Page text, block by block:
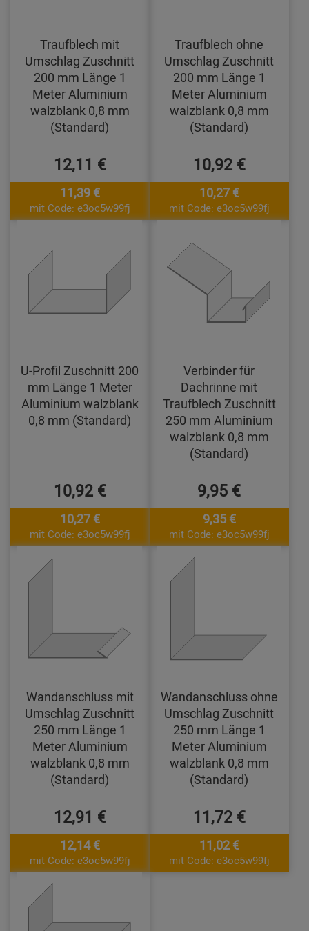
Traufblech mit
Umschlag Zuschnitt
200 mm Länge 1
Meter Aluminium
walzblank 0,8 mm
(Standard)
12,11 €
11,39 €
mit Code: e3oc5w99fj
Traufblech ohne
Umschlag Zuschnitt
200 mm Länge 1
Meter Aluminium
walzblank 0,8 mm
(Standard)
10,92 €
10,27 €
mit Code: e3oc5w99fj
U-Profil Zuschnitt 200
mm Länge 1 Meter
Aluminium walzblank
0,8 mm (Standard)
10,92 €
10,27 €
mit Code: e3oc5w99fj
Verbinder für
Dachrinne mit
Traufblech Zuschnitt
250 mm Aluminium
walzblank 0,8 mm
(Standard)
9,95 €
9,35 €
mit Code: e3oc5w99fj
Wandanschluss mit
Umschlag Zuschnitt
250 mm Länge 1
Meter Aluminium
walzblank 0,8 mm
(Standard)
12,91 €
12,14 €
mit Code: e3oc5w99fj
Wandanschluss ohne
Umschlag Zuschnitt
250 mm Länge 1
Meter Aluminium
walzblank 0,8 mm
(Standard)
11,72 €
11,02 €
mit Code: e3oc5w99fj